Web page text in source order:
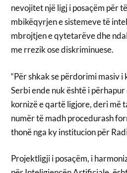
nevojitet një ligj i posaçëm për
mbikëqyrjen e sistemeve të
mbrojtjen e qytetarëve dhe
me rrezik ose diskriminuese.
“Për shkak se përdorimi masiv
Serbi ende nuk është i
kornizë e qartë ligjore, deri më
numër të madh procedurash
thonë nga ky institucion për
Projektligji i posaçëm, i